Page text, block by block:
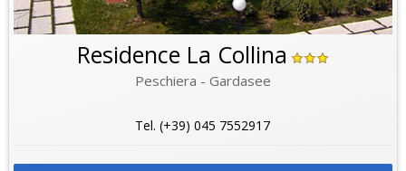
Residence La Collina
Peschiera - Gardasee
Tel. (+39) 045 7552917